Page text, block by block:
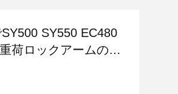
SY550 EC480
荷ロックアームのた